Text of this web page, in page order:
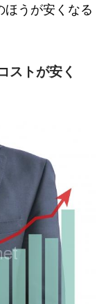
ほうが安くなる
ストが安く